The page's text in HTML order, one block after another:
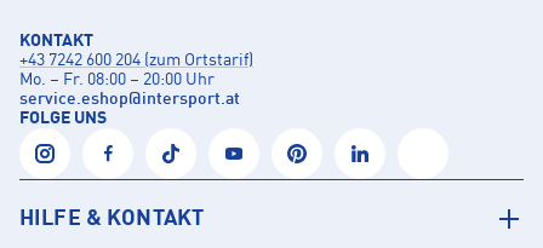
KONTAKT
+43 7242 600 204 (zum Ortstarif)
Mo. – Fr. 08:00 – 20:00 Uhr
service.eshop@intersport.at
FOLGE UNS
HILFE & KONTAKT